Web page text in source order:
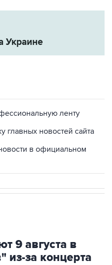
Украине
ленту
главных новостей сайта
в официальном
9 августа в
из-за концерта